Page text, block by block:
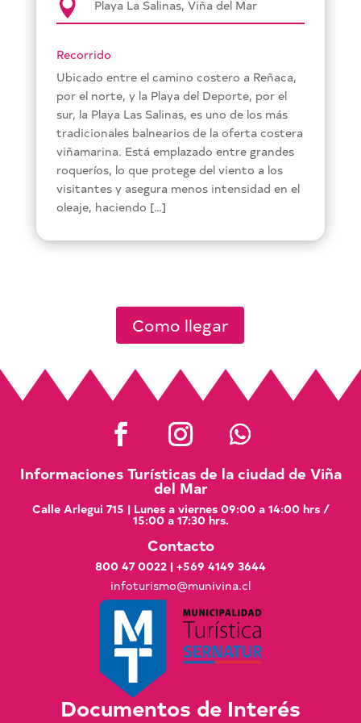
 Playa La Salinas, Viña del Mar
Recorrido
Ubicado entre el camino costero a Reñaca,
por el norte, y la Playa del Deporte, por el
sur, la Playa Las Salinas, es uno de los más
tradicionales balnearios de la oferta costera
viñamarina. Está emplazado entre grandes
roqueríos, lo que protege del viento a los
visitantes y asegura menos intensidad en el
oleaje, haciendo […]
Como llegar
Informaciones Turísticas de la ciudad de Viña
del Mar
Calle Arlegui 715 | Lunes a viernes 09:00 a 14:00 hrs /
15:00 a 17:30 hrs.
Contacto
800 47 0022 | +569 4149 3644
infoturismo@munivina.cl
Documentos de Interés